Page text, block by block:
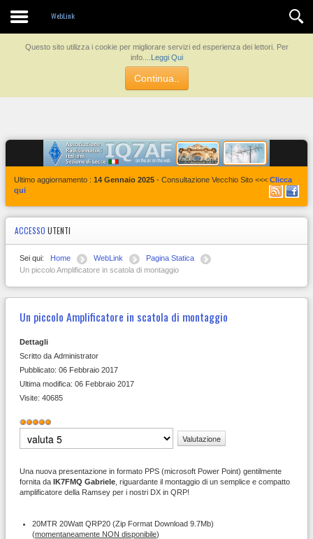
Questo sito utilizza i cookie per migliorare servizi ed esperienza dei lettori. Per
info....
Leggi Qui
Continua..
WebLink
Contatti
Ultimo aggiornamento : 14 Gennaio 2025 - Consultazione Vecchio Sito <<< Clicca
qui
ACCESSO UTENTI
Sei qui: Home WebLink
Pagina Statica
Un piccolo Amplificatore in scatola di montaggio
Un piccolo Amplificatore in scatola di montaggio
Dettagli
Scritto da Administrator
Pubblicato: 06 Febbraio 2017
Ultima modifica: 06 Febbraio 2017
Visite: 40685
Valutazione
Valuta
Una nuova presentazione in formato PPS (microsoft Power Point) gentilmente
fornita da IK7FMQ Gabriele , riguardante il montaggio di un semplice e compatto
amplificatore della Ramsey per i nostri DX in QRP!
20MTR 20Watt QRP20 (Zip Format Download 9.7Mb)
(momentaneamente NON disponibile)